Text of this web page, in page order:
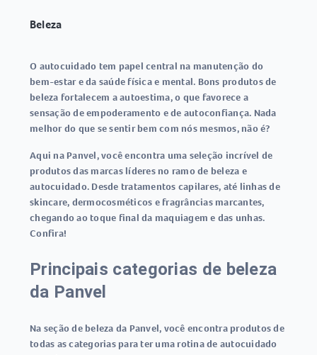
Beleza
O autocuidado tem papel central na manutenção do
bem-estar e da saúde física e mental. Bons produtos de
beleza fortalecem a autoestima, o que favorece a
sensação de empoderamento e de autoconfiança. Nada
melhor do que se sentir bem com nós mesmos, não é?
Aqui na Panvel, você encontra uma seleção incrível de
produtos das marcas líderes no ramo de beleza e
autocuidado. Desde tratamentos capilares, até linhas de
skincare, dermocosméticos e fragrâncias marcantes,
chegando ao toque final da maquiagem e das unhas.
Confira!
Principais categorias de beleza
da Panvel
Na seção de beleza da Panvel, você encontra produtos de
todas as categorias para ter uma rotina de autocuidado